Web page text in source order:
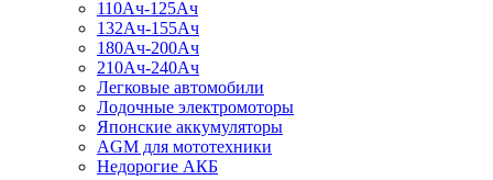
110Ач-125Ач
132Ач-155Ач
180Ач-200Ач
210Ач-240Ач
Легковые автомобили
Лодочные электромоторы
Японские аккумуляторы
AGM для мототехники
Недорогие АКБ